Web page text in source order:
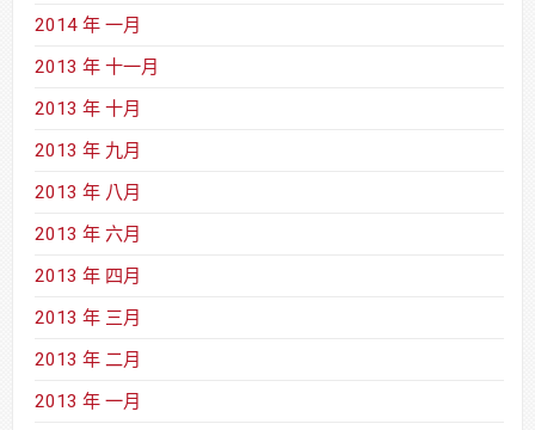
2014 年 一月
2013 年 十一月
2013 年 十月
2013 年 九月
2013 年 八月
2013 年 六月
2013 年 四月
2013 年 三月
2013 年 二月
2013 年 一月